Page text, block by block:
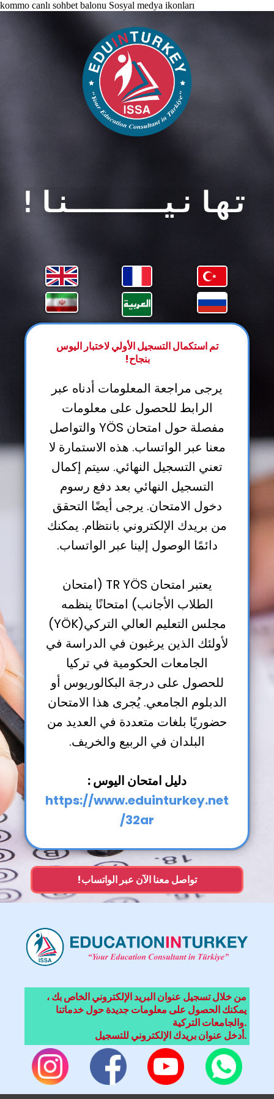
kommo canlı sohbet balonu Sosyal medya ikonları
تهانيـــــنا!
تم استكمال التسجيل الأولي لاختبار اليوس
بنجاح!
يرجى مراجعة المعلومات أدناه عبر
الرابط للحصول على معلومات
مفصلة حول امتحان YÖS والتواصل
معنا عبر الواتساب. هذه الاستمارة لا
تعني التسجيل النهائي. سيتم إكمال
التسجيل النهائي بعد دفع رسوم
دخول الامتحان. يرجى أيضًا التحقق
من بريدك الإلكتروني بانتظام. يمكنك
دائمًا الوصول إلينا عبر الواتساب.
يعتبر امتحان TR YÖS (امتحان
الطلاب الأجانب) امتحانًا ينظمه
مجلس التعليم العالي التركي(YÖK)
لأولئك الذين يرغبون في الدراسة في
الجامعات الحكومية في تركيا
للحصول على درجة البكالوريوس أو
الدبلوم الجامعي. يُجرى هذا الامتحان
حضوريًا بلغات متعددة في العديد من
البلدان في الربيع والخريف.
دليل امتحان اليوس :
https://www.eduinturkey.net
/32ar
!تواصل معنا الآن عبر الواتساب
من خلال تسجيل عنوان البريد الإلكتروني الخاص بك ،
يمكنك الحصول على معلومات جديدة حول خدماتنا
والجامعات التركية.
أدخل عنوان بريدك الإلكتروني للتسجيل.